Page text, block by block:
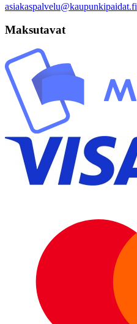
asiakaspalvelu@kaupunkipaidat.fi
Maksutavat